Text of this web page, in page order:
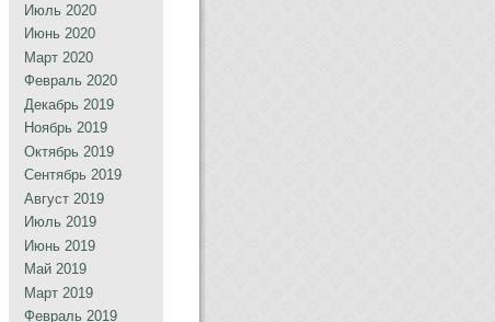
Июль 2020
Июнь 2020
Март 2020
Февраль 2020
Декабрь 2019
Ноябрь 2019
Октябрь 2019
Сентябрь 2019
Август 2019
Июль 2019
Июнь 2019
Май 2019
Март 2019
Февраль 2019